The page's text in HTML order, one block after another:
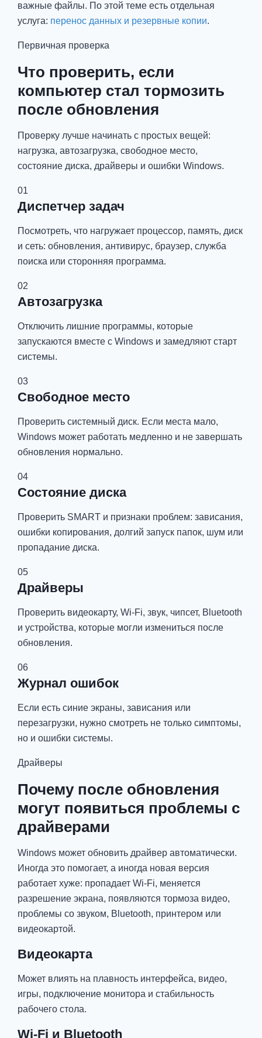
важные файлы. По этой теме есть отдельная
услуга: перенос данных и резервные копии.
Первичная проверка
Что проверить, если
компьютер стал тормозить
после обновления
Проверку лучше начинать с простых вещей:
нагрузка, автозагрузка, свободное место,
состояние диска, драйверы и ошибки Windows.
01
Диспетчер задач
Посмотреть, что нагружает процессор, память, диск
и сеть: обновления, антивирус, браузер, служба
поиска или сторонняя программа.
02
Автозагрузка
Отключить лишние программы, которые
запускаются вместе с Windows и замедляют старт
системы.
03
Свободное место
Проверить системный диск. Если места мало,
Windows может работать медленно и не завершать
обновления нормально.
04
Состояние диска
Проверить SMART и признаки проблем: зависания,
ошибки копирования, долгий запуск папок, шум или
пропадание диска.
05
Драйверы
Проверить видеокарту, Wi-Fi, звук, чипсет, Bluetooth
и устройства, которые могли измениться после
обновления.
06
Журнал ошибок
Если есть синие экраны, зависания или
перезагрузки, нужно смотреть не только симптомы,
но и ошибки системы.
Драйверы
Почему после обновления
могут появиться проблемы с
драйверами
Windows может обновить драйвер автоматически.
Иногда это помогает, а иногда новая версия
работает хуже: пропадает Wi-Fi, меняется
разрешение экрана, появляются тормоза видео,
проблемы со звуком, Bluetooth, принтером или
видеокартой.
Видеокарта
Может влиять на плавность интерфейса, видео,
игры, подключение монитора и стабильность
рабочего стола.
Wi-Fi и Bluetooth